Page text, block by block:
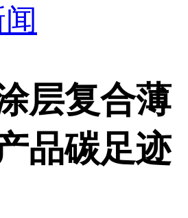
层复合薄
品碳足迹